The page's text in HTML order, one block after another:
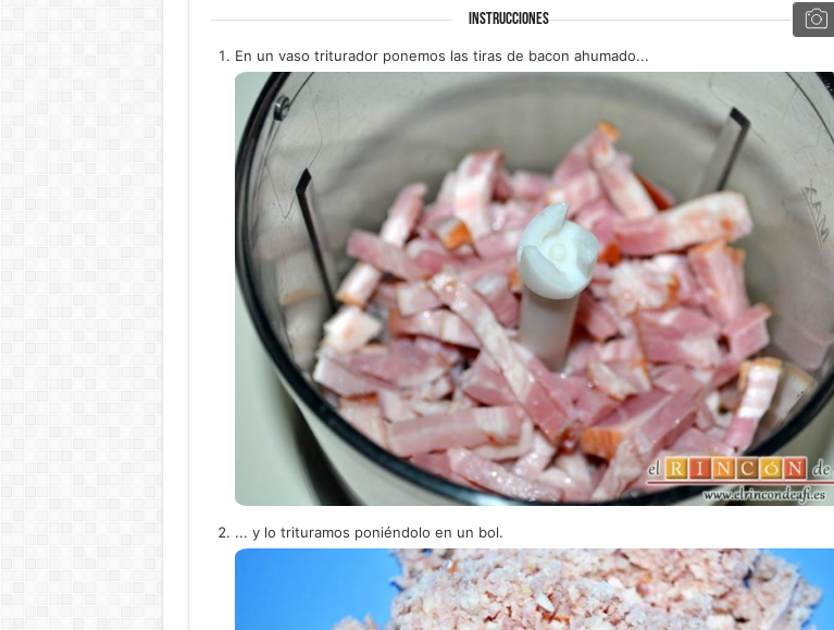
INSTRUCCIONES
En un vaso triturador ponemos las tiras de bacon ahumado...
... y lo trituramos poniéndolo en un bol.